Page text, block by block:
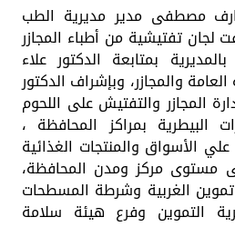
مصطفى مدير مديرية الطب
لجان تفتيشية من أطباء المجازر
بمتابعة الدكتور علاء
والمجازر، وبإشراف الدكتور
المجازر والتفتيش على اللحوم
البيطرية بمراكز المحافظة ،
علي الأسواق والمنتجات الغذائية
مستوى مركز ومدن المحافظة،
الغربية وشرطة المسطحات
التموين وفرع هيئة سلامة